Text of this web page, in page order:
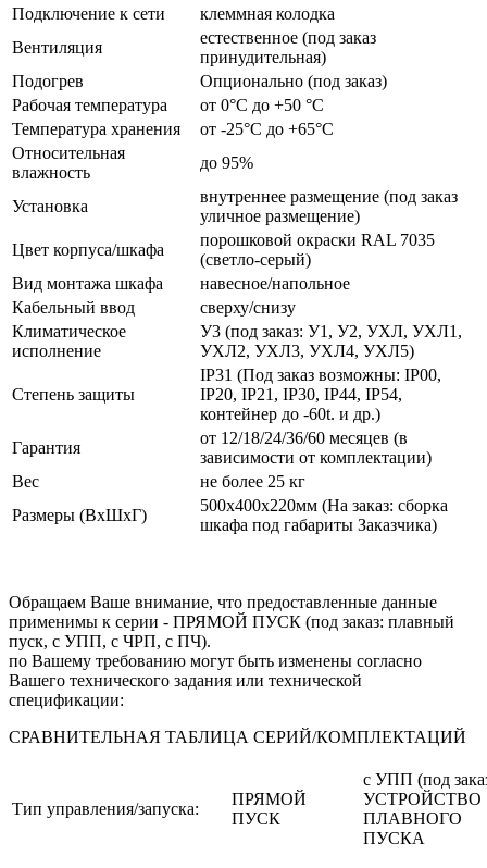
Подключение к сети
клеммная колодка
Вентиляция
естественное (под заказ
принудительная)
Подогрев
Опционально (под заказ)
Рабочая температура
от 0°C до +50 °C
Температура хранения
от -25°C до +65°C
Относительная
влажность
до 95%
Установка
внутреннее размещение (под заказ
уличное размещение)
Цвет корпуса/шкафа
порошковой окраски RAL 7035
(светло-серый)
Вид монтажа шкафа
навесное/напольное
Кабельный ввод
сверху/снизу
Климатическое
исполнение
У3 (под заказ: У1, У2, УХЛ, УХЛ1,
УХЛ2, УХЛ3, УХЛ4, УХЛ5)
Степень защиты
IP31 (Под заказ возможны: IP00,
IP20, IP21, IP30, IP44, IP54,
контейнер до -60t. и др.)
Гарантия
от 12/18/24/36/60 месяцев (в
зависимости от комплектации)
Вес
не более 25 кг
Размеры (ВхШхГ)
500х400х220мм (На заказ: сборка
шкафа под габариты Заказчика)
Обращаем Ваше внимание, что предоставленные данные
применимы к серии - ПРЯМОЙ ПУСК (под заказ: плавный
пуск, с УПП, с ЧРП, с ПЧ).
по Вашему требованию могут быть изменены согласно
Вашего технического задания или технической
спецификации:
СРАВНИТЕЛЬНАЯ ТАБЛИЦА СЕРИЙ/КОМПЛЕКТАЦИЙ
Тип управления/запуска:
ПРЯМОЙ
ПУСК
с УПП (под
УСТРОЙСТВО
ПЛАВНОГО
ПУСКА